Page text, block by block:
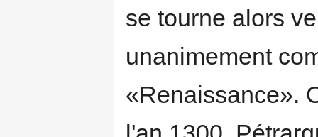
se tourne alors
unanimement
«Renaissance».